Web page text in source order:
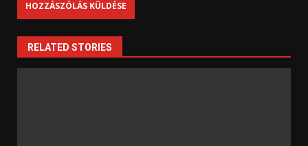
RELATED STORIES